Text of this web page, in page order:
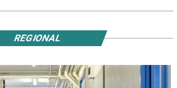
REGIONAL